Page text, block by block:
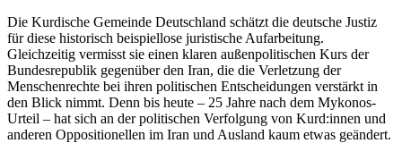
Die Kurdische Gemeinde Deutschland schätzt die deutsche Justiz
für diese historisch beispiellose juristische Aufarbeitung.
Gleichzeitig vermisst sie einen klaren außenpolitischen Kurs der
Bundesrepublik gegenüber den Iran, die die Verletzung der
Menschenrechte bei ihren politischen Entscheidungen verstärkt in
den Blick nimmt. Denn bis heute – 25 Jahre nach dem Mykonos-
Urteil – hat sich an der politischen Verfolgung von Kurd:innen und
anderen Oppositionellen im Iran und Ausland kaum etwas geändert.